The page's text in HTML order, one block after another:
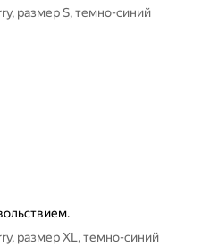
размер S, темно-синий
размер XL, темно-синий